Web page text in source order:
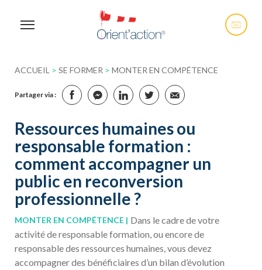
ACCUEIL > SE FORMER > MONTER EN COMPÉTENCE
Partager via :
Ressources humaines ou
responsable formation :
comment accompagner un
public en reconversion
professionnelle ?
MONTER EN COMPÉTENCE
Dans le cadre de votre
activité de responsable formation, ou encore de
responsable des ressources humaines, vous devez
accompagner des bénéficiaires d’un bilan d’évolution